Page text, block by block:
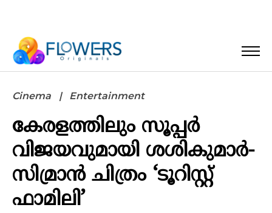
Cinema Entertainment
കേരളത്തിലും സൂപ്പർ
വിജയവുമായി ശശികുമാർ-
സിമ്രാൻ ചിത്രം ‘ടൂറിസ്റ്റ്
ഫാമിലി’